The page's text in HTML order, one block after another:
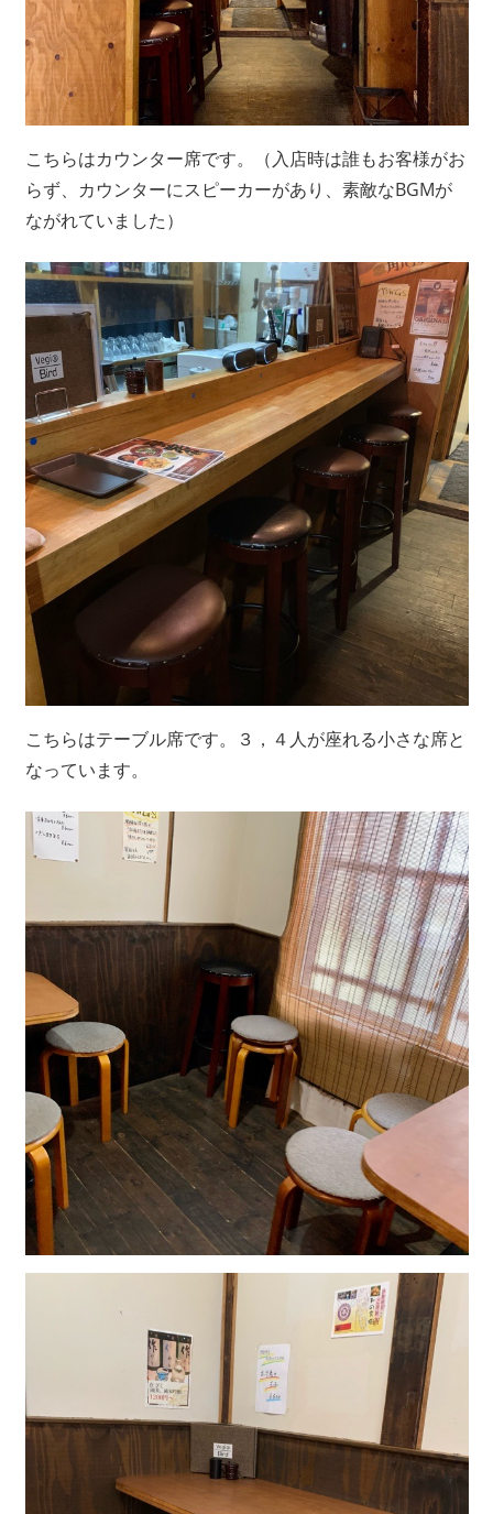
こちらはカウンター席です。（入店時は誰もお客様がお
らず、カウンターにスピーカーがあり、素敵なBGMが
ながれていました）
こちらはテーブル席です。３，４人が座れる小さな席と
なっています。